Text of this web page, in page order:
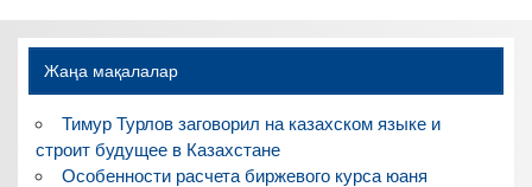
Жаңа мақалалар
Тимур Турлов заговорил на казахском языке и
строит будущее в Казахстане
Особенности расчета биржевого курса юаня